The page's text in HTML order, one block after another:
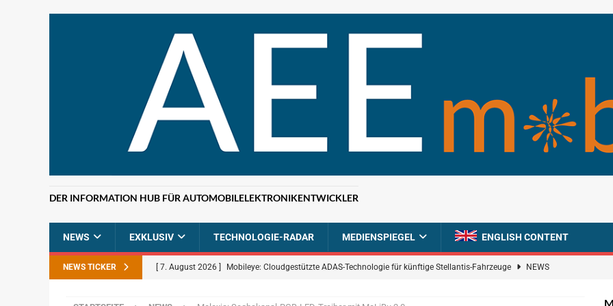
DER INFORMATION HUB FÜR AUTOMOBILELEKTRONIKENTWICKLER
NEWS EXKLUSIV TECHNOLOGIE-RADAR MEDIENSPIEGEL ENGLISH CONTENT
NEWS TICKER [ 7. August 2026 ] Mobileye: Cloudgestützte ADAS-Technologie für künftige Stellantis-Fahrzeuge NEWS